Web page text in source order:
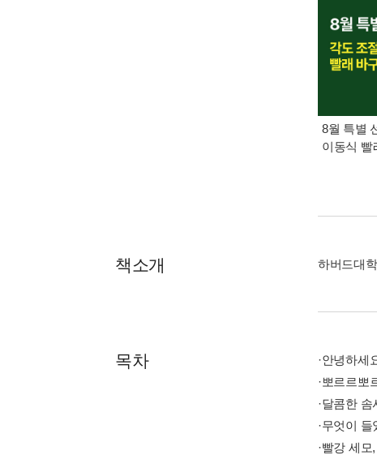
8월 특별
이동식 빨
책소개 하버드대
목차
·안녕하세
·뽀르르뽀
·달콤한 솜
·무엇이 들
·빨강 세모